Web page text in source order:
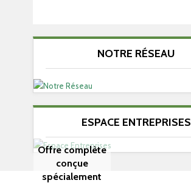
NOTRE RÉSEAU
ESPACE ENTREPRISES
Offre complète
conçue
spécialement